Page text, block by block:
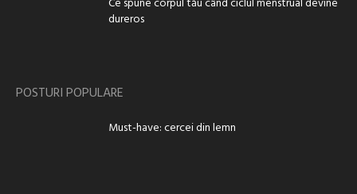
dureros
POSTURI POPULARE
Must-have: cercei din lemn